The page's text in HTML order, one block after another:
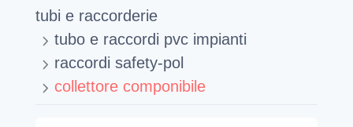
tubi e raccorderie
tubo e raccordi pvc impianti
raccordi safety-pol
collettore componibile